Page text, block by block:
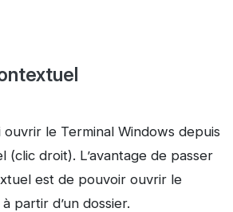
ouvrir le Terminal Windows depuis
(clic droit). L’avantage de passer
est de pouvoir ouvrir le
partir d’un dossier.